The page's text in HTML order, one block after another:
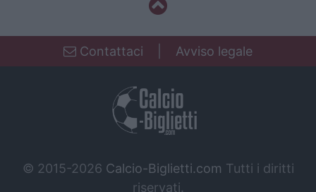
Contattaci Avviso legale
© 2015-2026 Calcio-Biglietti.com Tutti i diritti
riservati.